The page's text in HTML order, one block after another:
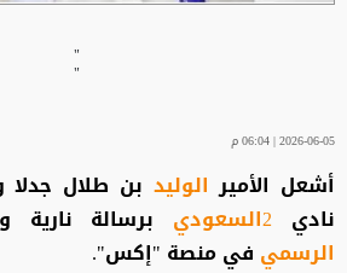
"
"
2026-06-05 | 06:04 م
أشعل الأميرالوليد بن طلال
نادي
برسالة
الرسمي في منصة "إكس".